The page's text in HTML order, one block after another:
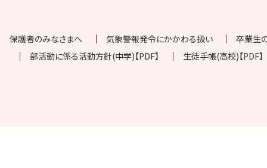
保護者のみなさまへ 気象警報発令にかかわる扱い
卒業生
部活動に係る活動方針(中学)【PDF】
生徒手帳(高校)【PDF】